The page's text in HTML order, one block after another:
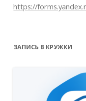
https://
ЗАПИСЬ В КРУЖКИ